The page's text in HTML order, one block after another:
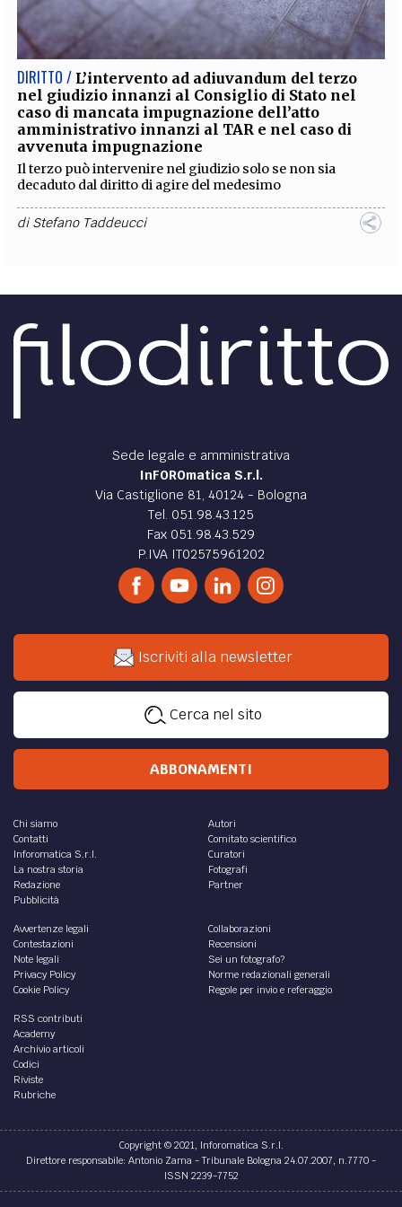
EXTRA
CODICI RUBRICHE PROCEEDINGS PUBBLICITÀ CONTATTI
SOCIAL MEDIA
DIRITTO / L’intervento ad adiuvandum del terzo
nel giudizio innanzi al Consiglio di Stato nel
caso di mancata impugnazione dell’atto
amministrativo innanzi al TAR e nel caso di
avvenuta impugnazione
Il terzo può intervenire nel giudizio solo se non sia
decaduto dal diritto di agire del medesimo
diStefano Taddeucci
Sede legale e amministrativa
InFOROmatica S.r.l.
Via Castiglione 81, 40124 - Bologna
Tel. 051.98.43.125
Fax 051.98.43.529
P.IVA IT02575961202
Iscriviti alla newsletter
Cerca nel sito
ABBONAMENTI
Chi siamo
Contatti
Inforomatica S.r.l.
La nostra storia
Redazione
Pubblicità
Autori
Comitato scientifico
Curatori
Fotografi
Partner
Avvertenze legali
Contestazioni
Note legali
Privacy Policy
Cookie Policy
Collaborazioni
Recensioni
Sei un fotografo?
Norme redazionali generali
Regole per invio e referaggio
RSS contributi
Academy
Archivio articoli
Codici
Riviste
Rubriche
Copyright © 2021, Inforomatica S.r.l.
Direttore responsabile: Antonio Zama - Tribunale Bologna 24.07.2007, n.7770 -
ISSN 2239-7752